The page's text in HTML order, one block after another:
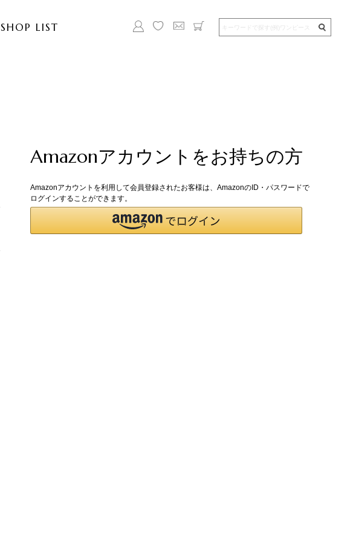
SHOP LIST
Amazonアカウントをお持ちの方
Amazonアカウントを利用して会員登録されたお客様は、AmazonのID・パスワードで
ログインすることができます。